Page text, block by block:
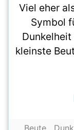
Viel eher
Symbol
kleinste
Beute